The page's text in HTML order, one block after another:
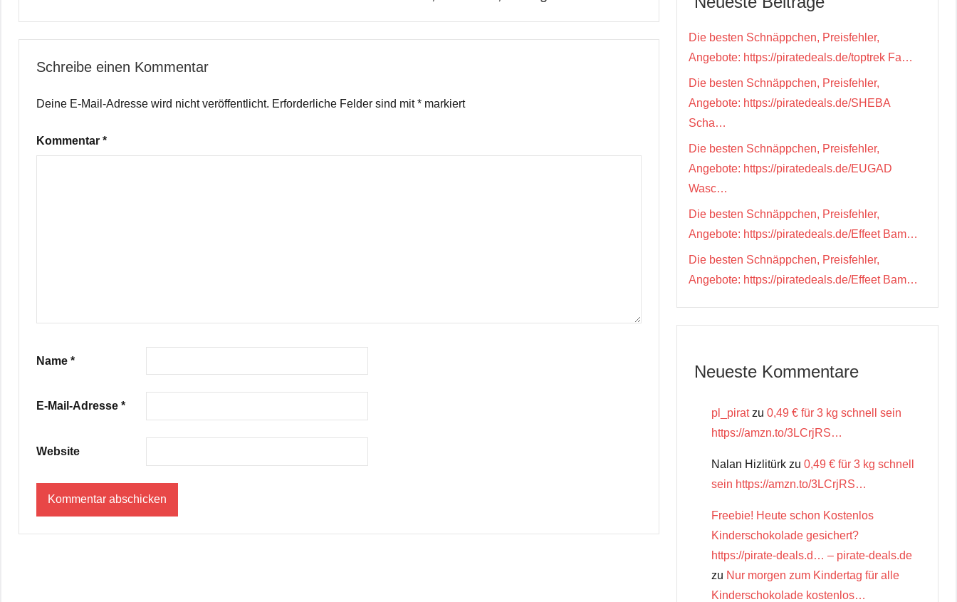
Schreibe einen Kommentar
Deine E-Mail-Adresse wird nicht veröffentlicht. Erforderliche Felder sind mit* markiert
Kommentar *
Name *
E-Mail-Adresse *
Website
Die besten Schnäppchen, Preisfehler,
Angebote: https://piratedeals.de/toptrek Fa…
Die besten Schnäppchen, Preisfehler,
Angebote: https://piratedeals.de/SHEBA
Scha…
Die besten Schnäppchen, Preisfehler,
Angebote: https://piratedeals.de/EUGAD
Wasc…
Die besten Schnäppchen, Preisfehler,
Angebote: https://piratedeals.de/Effeet Bam…
Die besten Schnäppchen, Preisfehler,
Angebote: https://piratedeals.de/Effeet Bam…
Neueste Kommentare
pl_piratzu 0,49 € für 3 kg schnell sein
https://amzn.to/3LCrjRS…
Nalan Hizlitürk zu 0,49 € für 3 kg schnell
sein https://amzn.to/3LCrjRS…
Freebie! Heute schon Kostenlos
Kinderschokolade gesichert?
https://pirate-deals.d… – pirate-deals.de
zu Nur morgen zum Kindertag für alle
Kinderschokolade kostenlos…